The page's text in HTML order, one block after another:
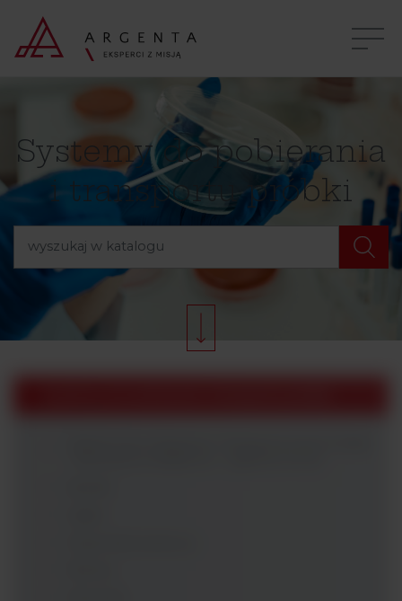
Systemy do pobierania
i transportu próbki